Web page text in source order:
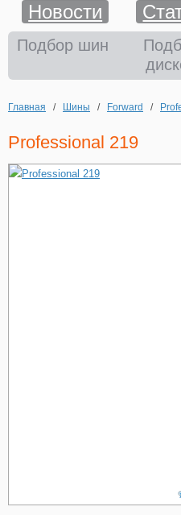
Шины
Диски
Новости
Подбор шин
Главная / Шины / Forward /
Professional 219